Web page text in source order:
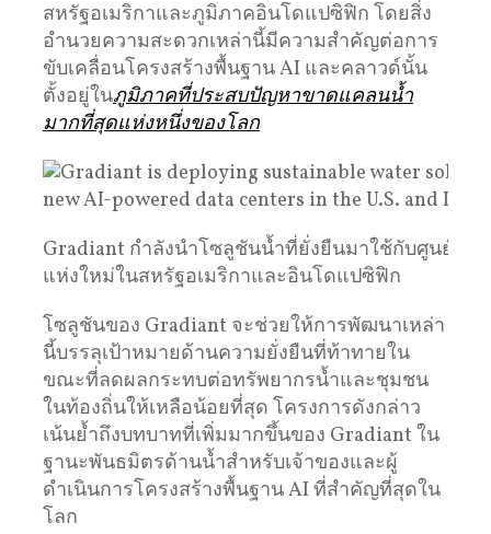
สหรัฐอเมริกาและภูมิภาคอินโดแปซิฟิก โดยสิ่ง
อำนวยความสะดวกเหล่านี้มีความสำคัญต่อการ
ขับเคลื่อนโครงสร้างพื้นฐาน AI และคลาวด์นั้น
ตั้งอยู่ในภูมิภาคที่ประสบปัญหาขาดแคลนน้ำ
มากที่สุดแห่งหนึ่งของโลก
Gradiant กำลังนำโซลูชันน้ำที่ยั่งยืนมาใช้กับศูนย์ข้อ
แห่งใหม่ในสหรัฐอเมริกาและอินโดแปซิฟิก
โซลูชันของ Gradiant จะช่วยให้การพัฒนาเหล่า
นี้บรรลุเป้าหมายด้านความยั่งยืนที่ท้าทายใน
ขณะที่ลดผลกระทบต่อทรัพยากรน้ำและชุมชน
ในท้องถิ่นให้เหลือน้อยที่สุด โครงการดังกล่าว
เน้นย้ำถึงบทบาทที่เพิ่มมากขึ้นของ Gradiant ใน
ฐานะพันธมิตรด้านน้ำสำหรับเจ้าของและผู้
ดำเนินการโครงสร้างพื้นฐาน AI ที่สำคัญที่สุดใน
โลก